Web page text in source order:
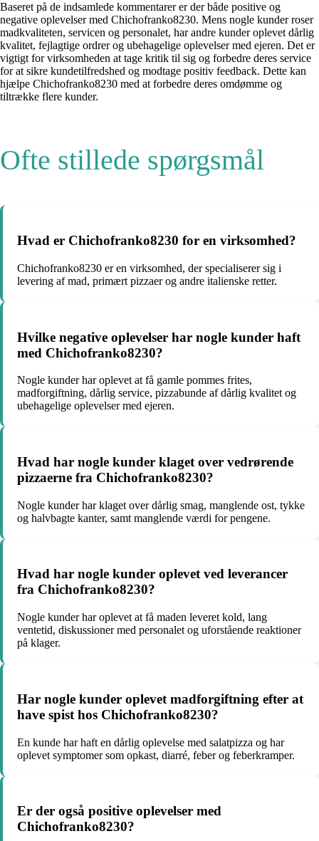
Baseret på de indsamlede kommentarer er der både positive og
negative oplevelser med Chichofranko8230. Mens nogle kunder roser
madkvaliteten, servicen og personalet, har andre kunder oplevet dårlig
kvalitet, fejlagtige ordrer og ubehagelige oplevelser med ejeren. Det er
vigtigt for virksomheden at tage kritik til sig og forbedre deres service
for at sikre kundetilfredshed og modtage positiv feedback. Dette kan
hjælpe Chichofranko8230 med at forbedre deres omdømme og
tiltrække flere kunder.
Ofte stillede spørgsmål
Hvad er Chichofranko8230 for en virksomhed?
Chichofranko8230 er en virksomhed, der specialiserer sig i
levering af mad, primært pizzaer og andre italienske retter.
Hvilke negative oplevelser har nogle kunder haft
med Chichofranko8230?
Nogle kunder har oplevet at få gamle pommes frites,
madforgiftning, dårlig service, pizzabunde af dårlig kvalitet og
ubehagelige oplevelser med ejeren.
Hvad har nogle kunder klaget over vedrørende
pizzaerne fra Chichofranko8230?
Nogle kunder har klaget over dårlig smag, manglende ost, tykke
og halvbagte kanter, samt manglende værdi for pengene.
Hvad har nogle kunder oplevet ved leverancer
fra Chichofranko8230?
Nogle kunder har oplevet at få maden leveret kold, lang
ventetid, diskussioner med personalet og uforstående reaktioner
på klager.
Har nogle kunder oplevet madforgiftning efter at
have spist hos Chichofranko8230?
En kunde har haft en dårlig oplevelse med salatpizza og har
oplevet symptomer som opkast, diarré, feber og feberkramper.
Er der også positive oplevelser med
Chichofranko8230?